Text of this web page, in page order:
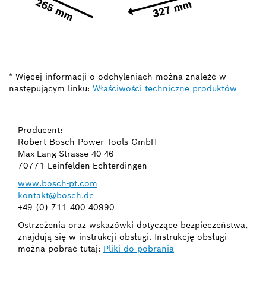
* Więcej informacji o odchyleniach można znaleźć w
następującym linku: Właściwości techniczne produktów
Producent:
Robert Bosch Power Tools GmbH
Max-Lang-Strasse 40-46
70771 Leinfelden-Echterdingen
www.bosch-pt.com
kontakt@bosch.de
+49 (0) 711 400 40990
Ostrzeżenia oraz wskazówki dotyczące bezpieczeństwa,
znajdują się w instrukcji obsługi. Instrukcję obsługi
można pobrać tutaj: Pliki do pobrania